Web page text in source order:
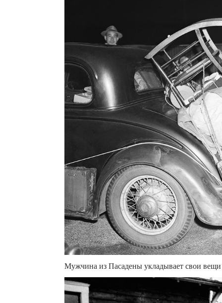
Мужчина из Пасадены укладывает свои